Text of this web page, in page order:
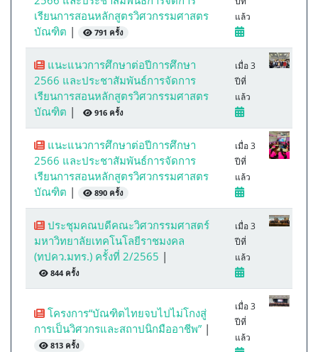
เรียนการสอนหลักสูตรวิศวกรรมศาสตร
บัณฑิต | 791 ครั้ง
แล้ว
แนะแนวการศึกษาต่อปีการศึกษา
2566 และประชาสัมพันธ์การจัดการ
เรียนการสอนหลักสูตรวิศวกรรมศาสตร
บัณฑิต | 916 ครั้ง
เมื่อ 3
ปีที่
แล้ว
แนะแนวการศึกษาต่อปีการศึกษา
2566 และประชาสัมพันธ์การจัดการ
เรียนการสอนหลักสูตรวิศวกรรมศาสตร
บัณฑิต | 890 ครั้ง
เมื่อ 3
ปีที่
แล้ว
ประชุมคณบดีคณะวิศวกรรมศาสตร์
มหาวิทยาลัยเทคโนโลยีราชมงคล
(ทปคว.มทร.) ครั้งที่ 2/2565 |
844 ครั้ง
เมื่อ 3
ปีที่
แล้ว
โครงการ“บัณฑิตไทยจบไปไม่โกงสู่
การเป็นวิศวกรและสถาปนิกมืออาชีพ” |
813 ครั้ง
เมื่อ 3
ปีที่
แล้ว